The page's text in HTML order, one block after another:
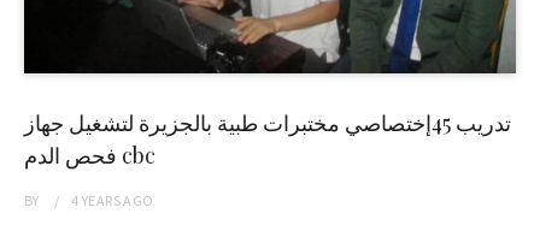
تدريب 45إختصاصي مختبرات طبية بالجزيرة لتشغيل جهاز
فحص الدم cbc
BY 4 YEARSAGO